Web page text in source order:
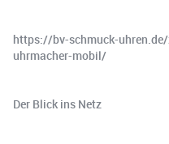
https://bv-schmuck-
uhrmacher-mobil/
Der Blick ins Netz